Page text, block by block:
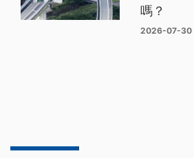
嗎？
2026-07-30